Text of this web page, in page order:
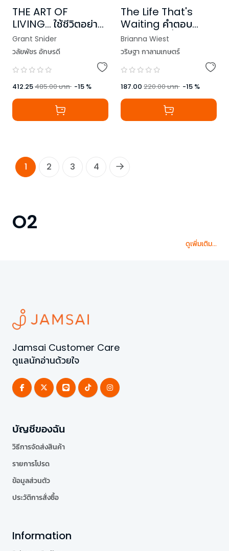
THE ART OF
LIVING... ใช้ชีวิตอย่าง
คนมีศิลปะ
Grant Snider
วลัยพัชร อักษรดี
412.25485.00บาท -15 %
The Life That's
Waiting คำตอบ
สำคัญในวันที่ชีวิตสับสน
Brianna Wiest
วริษฐา กาลามเกษตร์
187.00 220.00บาท -15 %
1 2 3 4
O2
ดูเพิ่มเติม...
Jamsai Customer Care
ดูแลนักอ่านด้วยใจ
บัญชีของฉัน
วิธีการจัดส่งสินค้า
รายการโปรด
ข้อมูลส่วนตัว
ประวัติการสั่งซื้อ
Information